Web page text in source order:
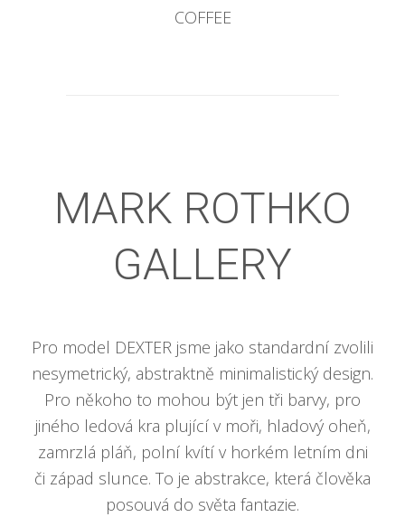
COFFEE
MARK ROTHKO
GALLERY
Pro model DEXTER jsme jako standardní zvolili
nesymetrický, abstraktně minimalistický design.
Pro někoho to mohou být jen tři barvy, pro
jiného ledová kra plující v moři, hladový oheň,
zamrzlá pláň, polní kvítí v horkém letním dni
či západ slunce. To je abstrakce, která člověka
posouvá do světa fantazie.